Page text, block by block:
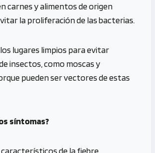
carnes y alimentos de origen
la proliferación de las bacterias.
lugares limpios para evitar
insectos, como moscas y
pueden ser vectores de estas
síntomas?
de la fiebre